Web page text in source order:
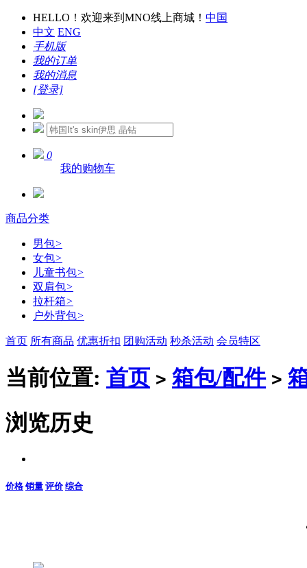
HELLO！欢迎来到MNO线上商城！ 中国
中文 ENG
手机版
我的订单
我的消息
[登录]
0
我的购物车
商品分类
男包>
女包>
儿童书包>
双肩包>
拉杆箱>
户外背包>
首页 所有商品 优惠折扣 团购活动 秒杀活动 会员特区
当前位置: 首页 > 箱包/配件 >
浏览历史
价格 销量 评价 综合